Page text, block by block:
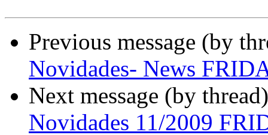
Previous message (by
Novidades- News
Next message (by
Novidades 11/2009